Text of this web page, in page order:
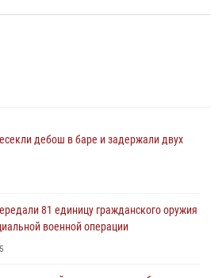
дебош в баре и задержали двух
81 единицу гражданского оружия
военной операции
5